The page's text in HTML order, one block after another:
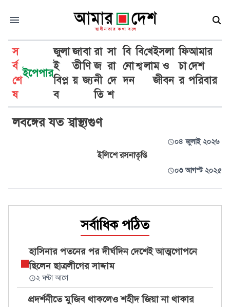
স
র্ব
শে
ষ
ইপেপার
জুলা
ই
বিপ্ল
ব
জা
তী
য়
বা
ণি
জ্য
রা
জ
নী
তি
সা
রা
দে
শ
বি
নো
দন
বি
শ্ব
খে
লা
ইসলা
ম ও
জীবন
ফি
চা
র
আমার
দেশ
পরিবার
রান্না
লবঙ্গের যত স্বাস্থ্যগুণ
০৪ জুলাই ২০২৬
ইলিশে রসনাতৃপ্তি
০৩ আগস্ট ২০২৫
সর্বাধিক পঠিত
হাসিনার পতনের পর দীর্ঘদিন দেশেই আত্মগোপনে
ছিলেন ছাত্রলীগের সাদ্দাম
২ ঘণ্টা আগে
প্রদর্শনীতে মুজিব থাকলেও শহীদ জিয়া না থাকার